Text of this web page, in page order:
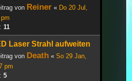
von Reiner « Do 20 Jul,
11
Laser Strahl aufweiten
von Death « So 29 Jan,
pm
5